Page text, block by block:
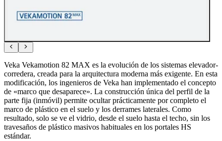
Veka Vekamotion 82 MAX es la evolución de los sistemas elevador-
corredera, creada para la arquitectura moderna más exigente. En esta
modificación, los ingenieros de Veka han implementado el concepto
de «marco que desaparece». La construcción única del perfil de la
parte fija (inmóvil) permite ocultar prácticamente por completo el
marco de plástico en el suelo y los derrames laterales. Como
resultado, solo se ve el vidrio, desde el suelo hasta el techo, sin los
travesaños de plástico masivos habituales en los portales HS
estándar.